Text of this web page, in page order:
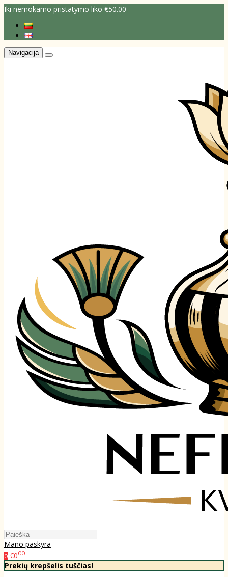
Iki nemokamo pristatymo liko €50.00
Navigacija
Mano paskyra
0 €000
Prekių krepšelis tuščias!